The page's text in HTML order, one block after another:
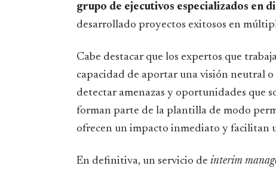
grupo de ejecutivos especializados en
desarrollado proyectos exitosos en
Cabe destacar que los expertos que
capacidad de aportar una visión neutral o
detectar amenazas y oportunidades que
forman parte de la plantilla de modo
ofrecen un impacto inmediato y facilitan
En definitiva, un servicio de interim